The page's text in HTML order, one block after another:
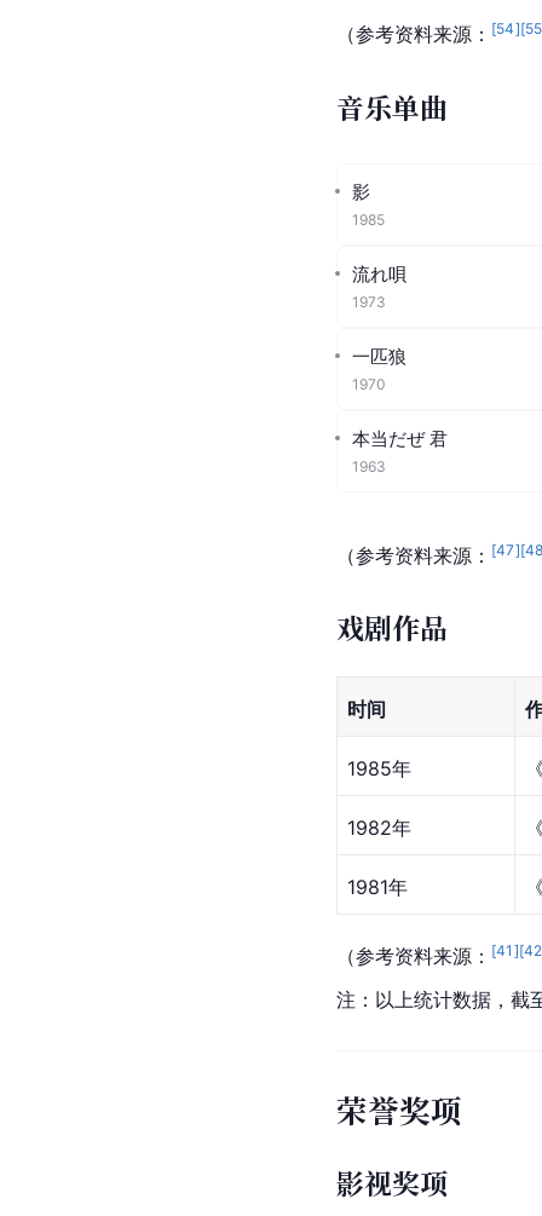
（参考资料来源： [54][55
音乐单曲
影
1985
流れ唄
1973
一匹狼
1970
本当だぜ 君
1963
（参考资料来源： [47][
戏剧作品
时间
1985年
1982年
1981年
（参考资料来源： [41 ][42
注：以上统计数据，截
荣誉奖项
影视奖项